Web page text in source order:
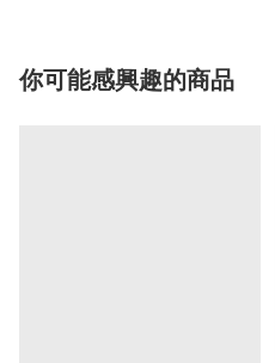
你可能感興趣的商品